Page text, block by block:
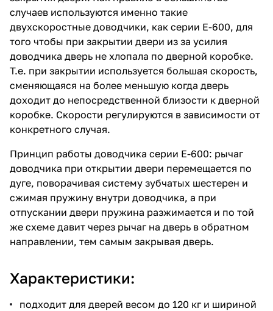
случаев используются именно такие
двухскоростные доводчики, как серии E-600, для
того чтобы при закрытии двери из за усилия
доводчика дверь не хлопала по дверной коробке.
Т.е. при закрытии используется большая скорость,
сменяющаяся на более меньшую когда дверь
доходит до непосредственной близости к дверной
коробке. Скорости регулируются в зависимости от
конкретного случая.
Принцип работы доводчика серии E-600: рычаг
доводчика при открытии двери перемещается по
дуге, поворачивая систему зубчатых шестерен и
сжимая пружину внутри доводчика, а при
отпускании двери пружина разжимается и по той
же схеме давит через рычаг на дверь в обратном
направлении, тем самым закрывая дверь.
Характеристики:
подходит для дверей весом до 120 кг и шириной